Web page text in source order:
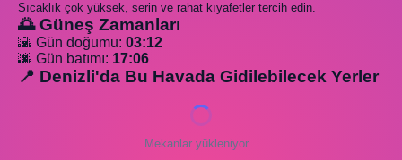
Sıcaklık çok yüksek, serin ve rahat kıyafetler tercih edin.
🌅 Güneş Zamanları
🌇 Gün doğumu: 03:12
🌆 Gün batımı: 17:06
📍 Denizli'da Bu Havada Gidilebilecek Yerler
Mekanlar yükleniyor...